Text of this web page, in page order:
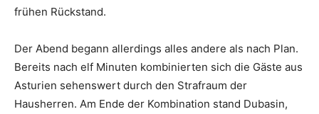
frühen Rückstand.
Der Abend begann allerdings alles andere als nach Plan.
Bereits nach elf Minuten kombinierten sich die Gäste aus
Asturien sehenswert durch den Strafraum der
Hausherren. Am Ende der Kombination stand Dubasin,